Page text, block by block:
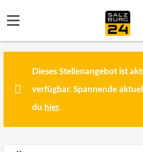
Dieses Stellenangebot ist
verfügbar. Spannende
du hier.